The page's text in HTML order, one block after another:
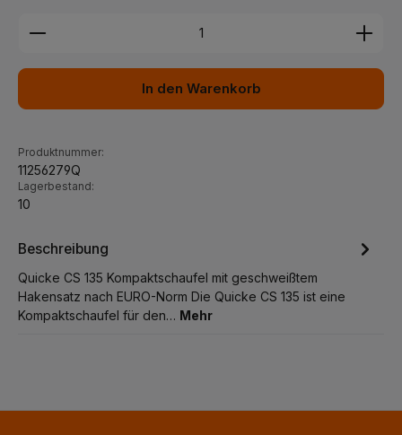
Produkt Anzahl: Gib den gewünschten Wert ein
In den Warenkorb
Produktnummer:
11256279Q
Lagerbestand:
10
Beschreibung
Quicke CS 135 Kompaktschaufel mit geschweißtem
Hakensatz nach EURO-Norm Die Quicke CS 135 ist eine
Kompaktschaufel für den… Mehr